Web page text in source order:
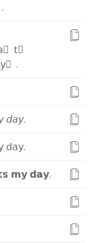
.
t⃫
y⃫ .
𝘥𝘢𝘺.
𝖽𝖺𝗒.
𝘀 𝗺𝘆𝗱𝗮𝘆.